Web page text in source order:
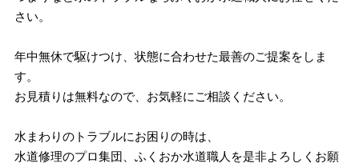
さい。
年中無休で駆けつけ、状態に合わせた最善のご提案をしま
す。
お見積りは無料なので、お気軽にご相談ください。
水まわりのトラブルにお困りの時は、
水道修理のプロ集団、ふくおか水道職人を是非よろしくお願